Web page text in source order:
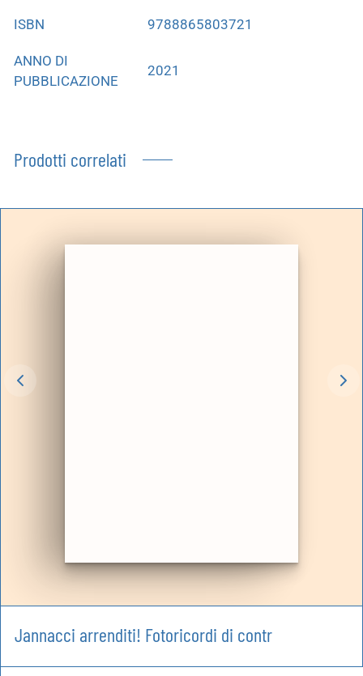
ISBN 9788865803721
ANNO DI
PUBBLICAZIONE
2021
Prodotti correlati
Jannacci arrenditi! Fotoricordi di contr